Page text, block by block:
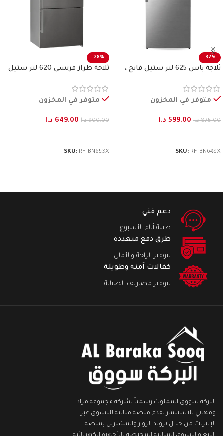
-32%
ثلاجة بابين 625 لتر ستيل فاتح ،
متوفر في المخزون
875.00 د.ا 599.00 د.ا
SKU: RF-BN643X
-28%
ثلاجة طراز فرنسي 620 لتر ستيل
متوفر في المخزون
900.00 د.ا 649.00 د.ا
SKU: RF-BN653X
دعم فني
طيلة أيام الأسبوع
طرق دفع متعددة
لتوفير الراحة والأمان
كفالات آمنة وطويلة
لتوفير مصاريف الصيانة
البركة سووق المملوك رسمياً لشركة مجموعة مراد
ومهاني للاستثمار نقدم منصة مثالية للتسوق عبر
الإنترنت من خلال تزويد الزوار والمشترين بمنصة